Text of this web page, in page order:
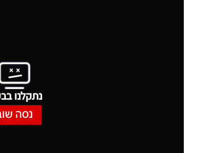
נתקלנו
נסה